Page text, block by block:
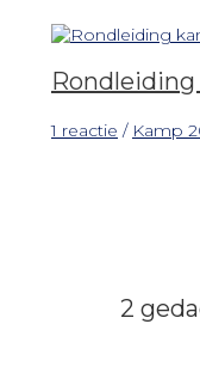
1 reactie / Kamp
2